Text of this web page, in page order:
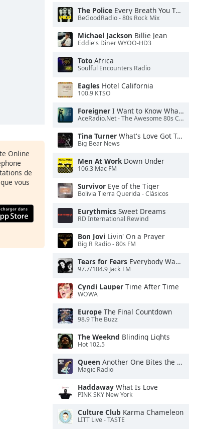
Online
de
vous
The Police Every Breath You Take
BeGoodRadio - 80s Rock Mix
Michael Jackson Billie Jean
Eddie's Diner WYOO-HD3
Toto Africa
Soulful Encounters Radio
Eagles Hotel California
100.9 KTSO
Foreigner I Want to Know What Love Is
AceRadio.Net - The Awesome 80s Channel
Tina Turner What's Love Got To Do With It
Big Bear News
Men At WorkDown Under
106.3 Mac FM
Survivor Eye of the Tiger
Bolivia Tierra Querida - Clásicos
Eurythmics Sweet Dreams
RD International Rewind
Bon Jovi Livin' On a Prayer
Big R Radio - 80s FM
Tears for Fears Everybody Wants To Rule the World
97.7/104.9 Jack FM
Cyndi Lauper Time After Time
WOWA
Europe The Final Countdown
98.9 The Buzz
The Weeknd Blinding Lights
Hot 102.5
Queen Another One Bites the Dust
Magic Radio
Haddaway What Is Love
PINK SKY New York
Culture Club Karma Chameleon
LITT Live - TASTE